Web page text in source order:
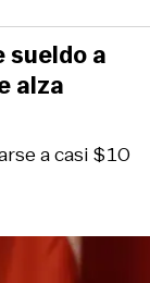
a casi $10
sueldo a
alza